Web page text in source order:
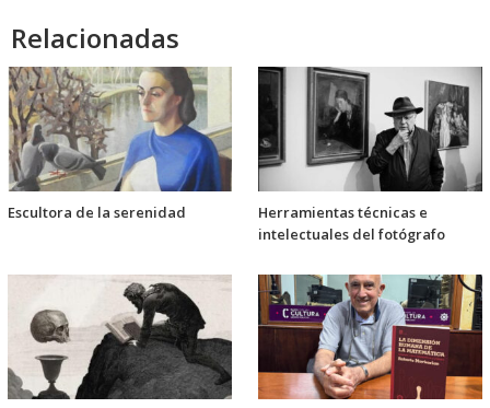
Relacionadas
Escultora de la serenidad
Herramientas técnicas e
intelectuales del fotógrafo